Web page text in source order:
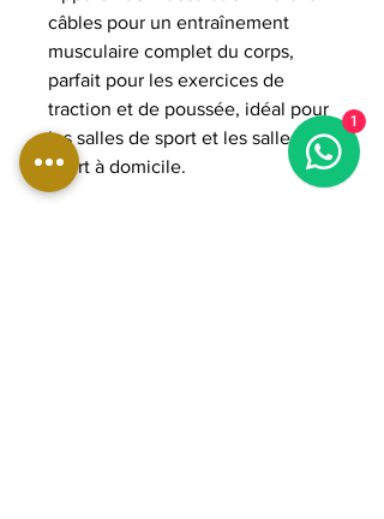
câbles pour un entraînement
musculaire complet du corps,
parfait pour les exercices de
traction et de poussée, idéal pour
les salles de sport et les salles de
sport à domicile.
1